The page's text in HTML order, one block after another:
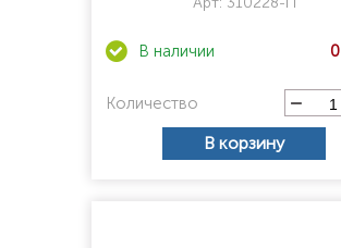
0
Количество
В корзину